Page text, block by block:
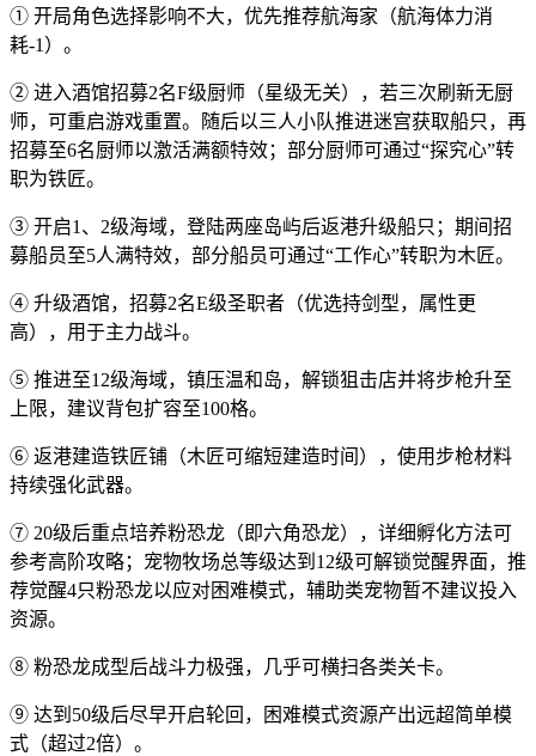
① 开局角色选择影响不大，优先推荐航海家（航海体力消
耗-1）。
② 进入酒馆招募2名F级厨师（星级无关），若三次刷新无厨
师，可重启游戏重置。随后以三人小队推进迷宫获取船只，再
招募至6名厨师以激活满额特效；部分厨师可通过“探究心”转
职为铁匠。
③ 开启1、2级海域，登陆两座岛屿后返港升级船只；期间招
募船员至5人满特效，部分船员可通过“工作心”转职为木匠。
④ 升级酒馆，招募2名E级圣职者（优选持剑型，属性更
高），用于主力战斗。
⑤ 推进至12级海域，镇压温和岛，解锁狙击店并将步枪升至
上限，建议背包扩容至100格。
⑥ 返港建造铁匠铺（木匠可缩短建造时间），使用步枪材料
持续强化武器。
⑦ 20级后重点培养粉恐龙（即六角恐龙），详细孵化方法可
参考高阶攻略；宠物牧场总等级达到12级可解锁觉醒界面，推
荐觉醒4只粉恐龙以应对困难模式，辅助类宠物暂不建议投入
资源。
⑧ 粉恐龙成型后战斗力极强，几乎可横扫各类关卡。
⑨ 达到50级后尽早开启轮回，困难模式资源产出远超简单模
式（超过2倍）。